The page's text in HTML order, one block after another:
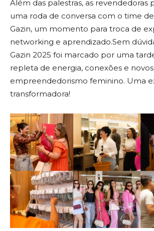
Além das palestras, as revendedoras
uma roda de conversa com o time
Gazin, um momento para troca de
networking e aprendizado.Sem
Gazin 2025 foi marcado por uma
repleta de energia, conexões e
empreendedorismo feminino. Uma
transformadora!